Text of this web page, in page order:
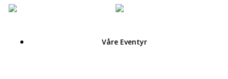
Hoppa
Våre Eventyr